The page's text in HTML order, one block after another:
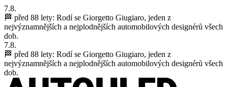
7.8.
🏁 před 88 lety: Rodí se Giorgetto Giugiaro, jeden z
nejvýznamnějších a nejplodnějších automobilových designérů všech
dob.
7.8.
🏁 před 88 lety: Rodí se Giorgetto Giugiaro, jeden z
nejvýznamnějších a nejplodnějších automobilových designérů všech
dob.